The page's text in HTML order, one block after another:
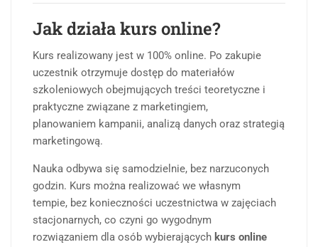
Jak działa kurs online?
Kurs realizowany jest w 100% online. Po zakupie
uczestnik otrzymuje dostęp do materiałów
szkoleniowych obejmujących treści teoretyczne i
praktyczne związane z marketingiem,
planowaniem kampanii, analizą danych oraz strategią
marketingową.
Nauka odbywa się samodzielnie, bez narzuconych
godzin. Kurs można realizować we własnym
tempie, bez konieczności uczestnictwa w zajęciach
stacjonarnych, co czyni go wygodnym
rozwiązaniem dla osób wybierających kurs online